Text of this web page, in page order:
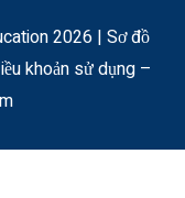
2026 | Sơ đồ
khoản sử dụng –